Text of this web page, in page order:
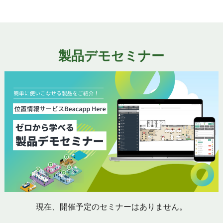
製品デモセミナー
現在、開催予定のセミナーはありません。